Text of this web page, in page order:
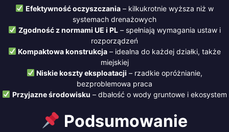
Efektywność oczyszczania– kilkukrotnie wyższa niż w
systemach drenażowych
Zgodność z normami UE i PL– spełniają wymagania ustaw i
rozporządzeń
Kompaktowa konstrukcja – idealna do każdej działki, także
miejskiej
Niskie koszty eksploatacji – rzadkie opróżnianie,
bezproblemowa praca
Przyjazne środowisku – dbałość o wody gruntowe i ekosystem
Podsumowanie